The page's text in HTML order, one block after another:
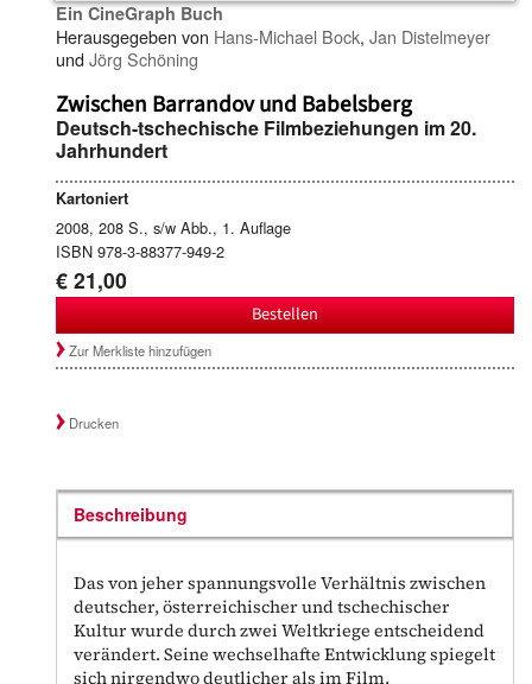
Ein CineGraph Buch
Herausgegeben von Hans-Michael Bock, Jan Distelmeyer
undJörg Schöning
Zwischen Barrandov und Babelsberg
Deutsch-tschechische Filmbeziehungen im 20.
Jahrhundert
Kartoniert
2008, 208 S., s/w Abb., 1. Auflage
ISBN 978-3-88377-949-2
€ 21,00
Bestellen
Zur Merkliste hinzufügen
Drucken
Beschreibung
Das von jeher spannungsvolle Verhältnis zwischen
deutscher, österreichischer und tschechischer
Kultur wurde durch zwei Weltkriege entscheidend
verändert. Seine wechselhafte Entwicklung spiegelt
sich nirgendwo deutlicher als im Film.